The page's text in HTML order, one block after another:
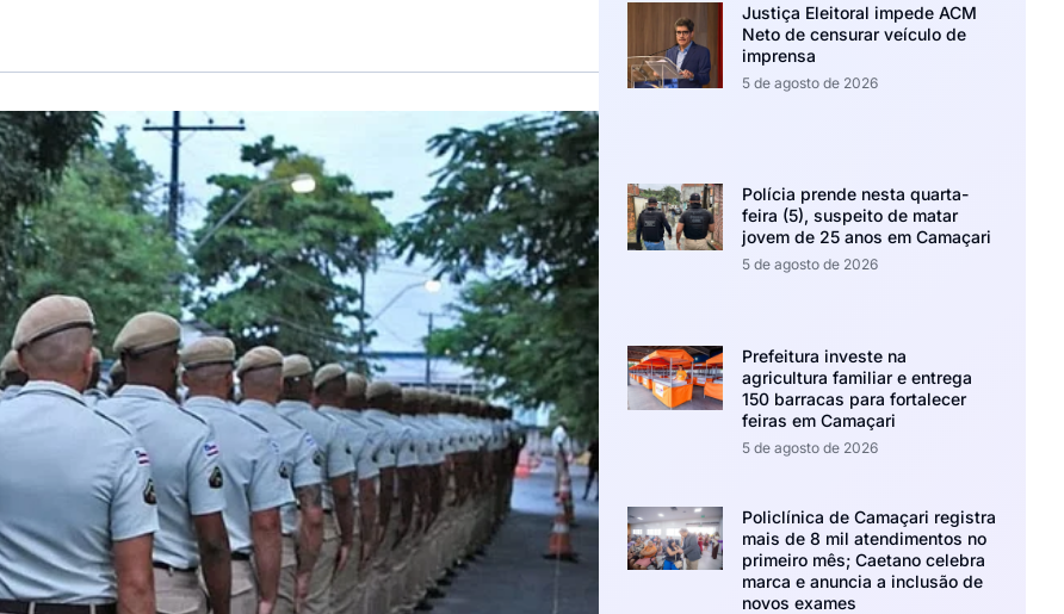
Justiça Eleitoral impede ACM
Neto de censurar veículo de
imprensa
5 de agosto de 2026
Polícia prende nesta quarta-
feira (5), suspeito de matar
jovem de 25 anos em Camaçari
5 de agosto de 2026
Prefeitura investe na
agricultura familiar e entrega
150 barracas para fortalecer
feiras em Camaçari
5 de agosto de 2026
Policlínica de Camaçari registra
mais de 8 mil atendimentos no
primeiro mês; Caetano celebra
marca e anuncia a inclusão de
novos exames